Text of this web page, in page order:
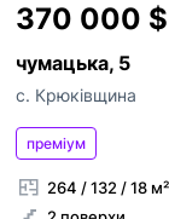
370 000 $
чумацька, 5
с. Крюківщина
преміум
264 / 132 / 18 м²